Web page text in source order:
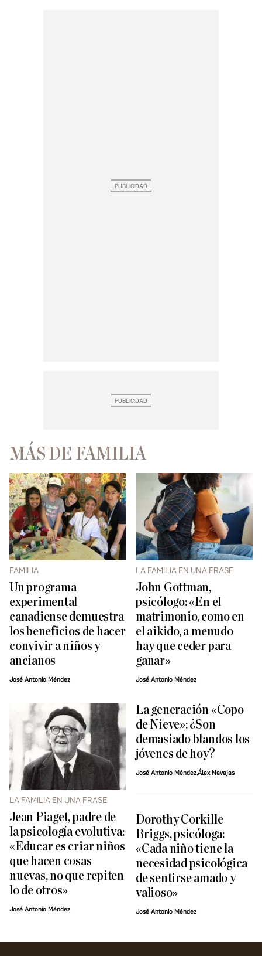
MÁS DE FAMILIA
FAMILIA
Un programa
experimental
canadiense demuestra
los beneficios de hacer
convivir a niños y
ancianos
José Antonio Méndez
LA FAMILIA EN UNA FRASE
John Gottman,
psicólogo: «En el
matrimonio, como en
el aikido, a menudo
hay que ceder para
ganar»
José Antonio Méndez
LA FAMILIA EN UNA FRASE
Jean Piaget, padre de
la psicología evolutiva:
«Educar es criar niños
que hacen cosas
nuevas, no que repiten
lo de otros»
José Antonio Méndez
La generación «Copo
de Nieve»: ¿Son
demasiado blandos los
jóvenes de hoy?
José Antonio Méndez,Álex Navajas
Dorothy Corkille
Briggs, psicóloga:
«Cada niño tiene la
necesidad psicológica
de sentirse amado y
valioso»
José Antonio Méndez